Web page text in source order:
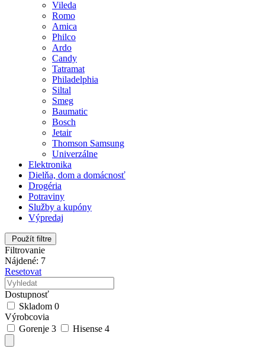
Vileda
Romo
Amica
Philco
Ardo
Candy
Tatramat
Philadelphia
Siltal
Smeg
Baumatic
Bosch
Jetair
Thomson Samsung
Univerzálne
Elektronika
Dielňa, dom a domácnosť
Drogéria
Potraviny
Služby a kupóny
Výpredaj
Použít filtre
Filtrovanie
Nájdené: 7
Resetovat
Dostupnosť
Skladom 0
Výrobcovia
Gorenje 3 Hisense 4